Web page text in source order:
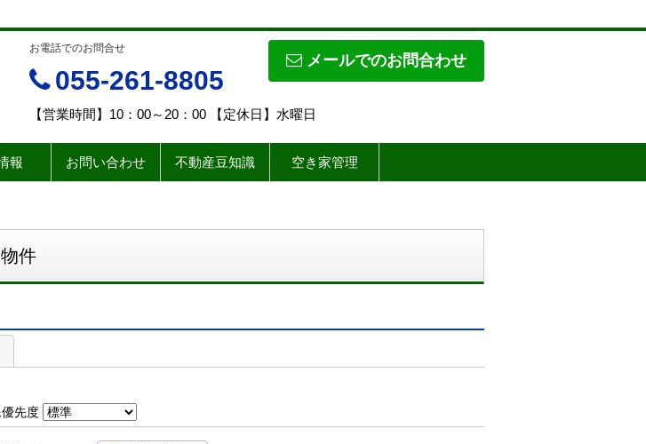
メールでのお問合わせ
お電話でのお問合せ
055-261-8805
【営業時間】10：00～20：00 【定休日】水曜日
報 お問い合わせ 不動産豆知識 空き家管理
件
先度